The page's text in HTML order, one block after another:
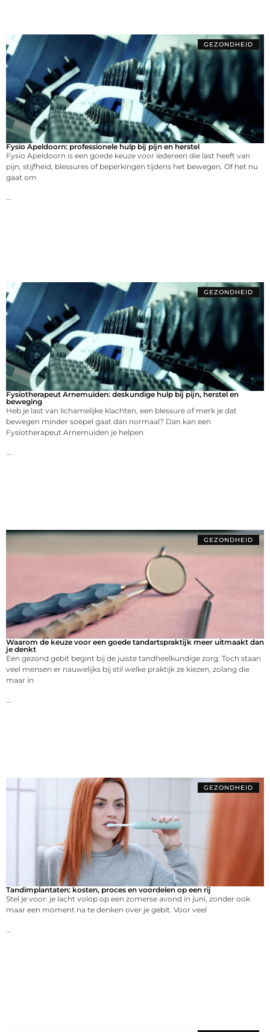
GEZONDHEID
Fysio Apeldoorn: professionele hulp bij pijn en herstel
Fysio Apeldoorn is een goede keuze voor iedereen die last heeft van
pijn, stijfheid, blessures of beperkingen tijdens het bewegen. Of het nu
gaat om
GEZONDHEID
Fysiotherapeut Arnemuiden: deskundige hulp bij pijn, herstel en
beweging
Heb je last van lichamelijke klachten, een blessure of merk je dat
bewegen minder soepel gaat dan normaal? Dan kan een
Fysiotherapeut Arnemuiden je helpen
GEZONDHEID
Waarom de keuze voor een goede tandartspraktijk meer uitmaakt dan
je denkt
Een gezond gebit begint bij de juiste tandheelkundige zorg. Toch staan
veel mensen er nauwelijks bij stil welke praktijk ze kiezen, zolang die
maar in
GEZONDHEID
Tandimplantaten: kosten, proces en voordelen op een rij
Stel je voor: je lacht volop op een zomerse avond in juni, zonder ook
maar een moment na te denken over je gebit. Voor veel